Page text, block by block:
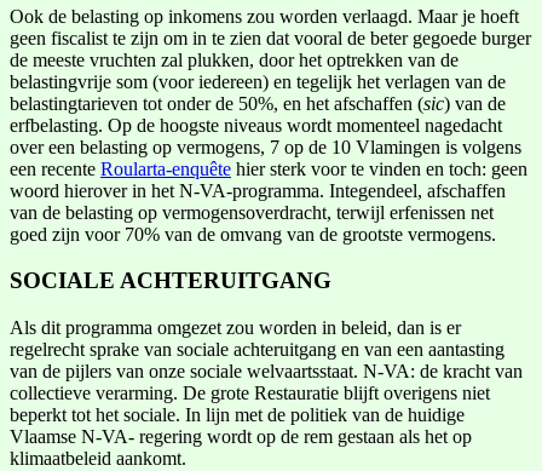
Ook de belasting op inkomens zou worden verlaagd. Maar je hoeft
geen fiscalist te zijn om in te zien dat vooral de beter gegoede burger
de meeste vruchten zal plukken, door het optrekken van de
belastingvrije som (voor iedereen) en tegelijk het verlagen van de
belastingtarieven tot onder de 50%, en het afschaffen (sic) van de
erfbelasting. Op de hoogste niveaus wordt momenteel nagedacht
over een belasting op vermogens, 7 op de 10 Vlamingen is volgens
een recente Roularta-enquête hier sterk voor te vinden en toch: geen
woord hierover in het N-VA-programma. Integendeel, afschaffen
van de belasting op vermogensoverdracht, terwijl erfenissen net
goed zijn voor 70% van de omvang van de grootste vermogens.
SOCIALE ACHTERUITGANG
Als dit programma omgezet zou worden in beleid, dan is er
regelrecht sprake van sociale achteruitgang en van een aantasting
van de pijlers van onze sociale welvaartsstaat. N-VA: de kracht van
collectieve verarming. De grote Restauratie blijft overigens niet
beperkt tot het sociale. In lijn met de politiek van de huidige
Vlaamse N-VA- regering wordt op de rem gestaan als het op
klimaatbeleid aankomt.